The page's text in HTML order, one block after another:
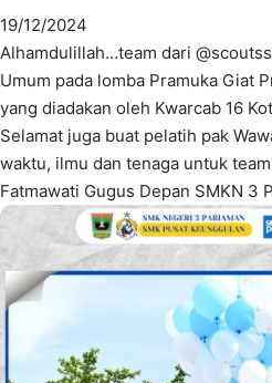
19/12/2024
Alhamdulillah…team dari
Umum pada lomba Pramuka Giat
yang diadakan oleh Kwarcab 16
Selamat juga buat pelatih pak
waktu, ilmu dan tenaga untuk
Fatmawati Gugus Depan SMKN 3